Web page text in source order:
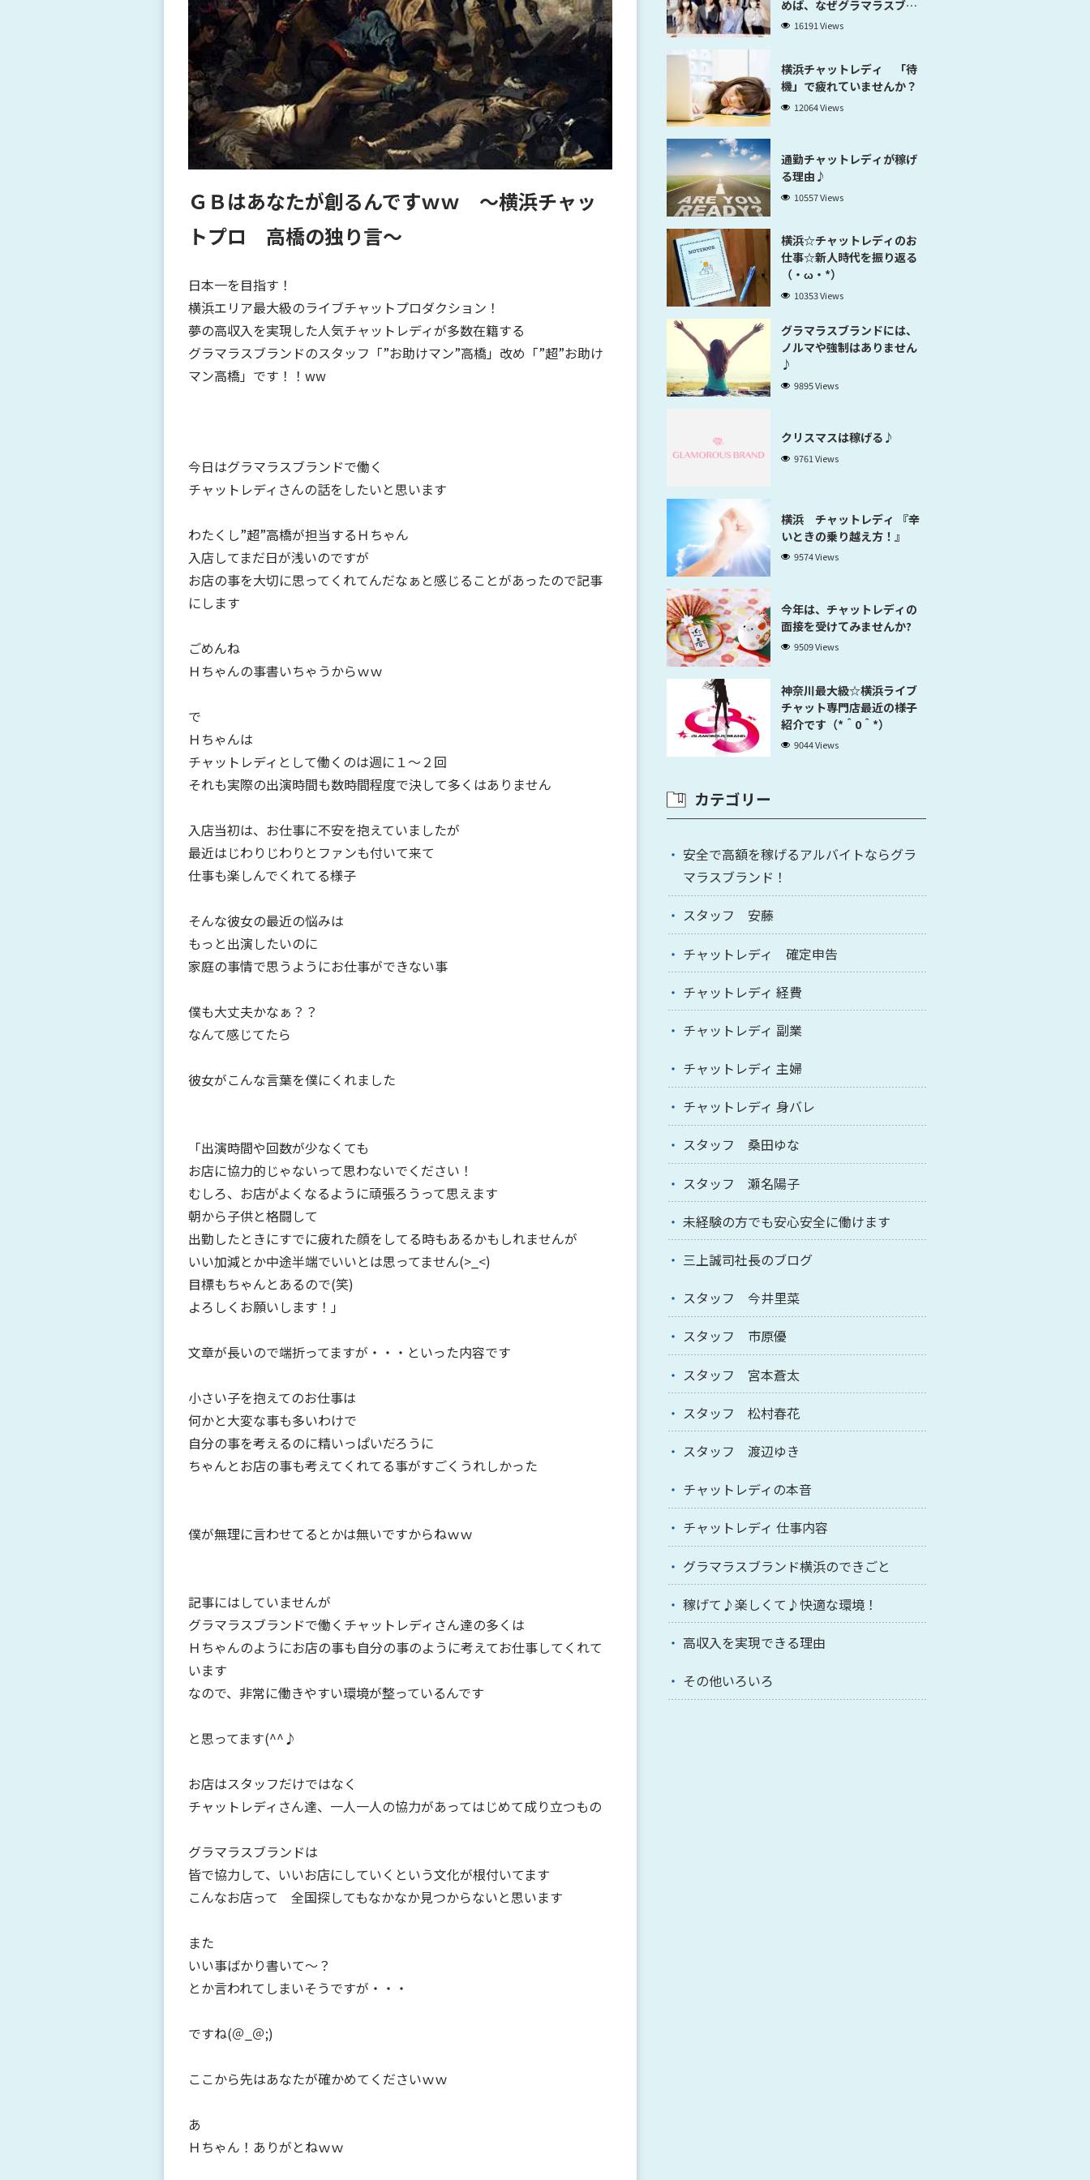
ＧＢはあなたが創るんですｗｗ ～横浜チャッ
トプロ 高橋の独り言～
日本一を目指す！
横浜エリア最大級のライブチャットプロダクション！
夢の高収入を実現した人気チャットレディが多数在籍する
グラマラスブランドのスタッフ「”お助けマン”高橋」改め「”超”お助け
マン高橋」です！！ww
今日はグラマラスブランドで働く
チャットレディさんの話をしたいと思います
わたくし”超”高橋が担当するＨちゃん
入店してまだ日が浅いのですが
お店の事を大切に思ってくれてんだなぁと感じることがあったので記事
にします
ごめんね
Ｈちゃんの事書いちゃうからｗｗ
で
Ｈちゃんは
チャットレディとして働くのは週に１～２回
それも実際の出演時間も数時間程度で決して多くはありません
入店当初は、お仕事に不安を抱えていましたが
最近はじわりじわりとファンも付いて来て
仕事も楽しんでくれてる様子
そんな彼女の最近の悩みは
もっと出演したいのに
家庭の事情で思うようにお仕事ができない事
僕も大丈夫かなぁ？？
なんて感じてたら
彼女がこんな言葉を僕にくれました
「出演時間や回数が少なくても
お店に協力的じゃないって思わないでください！
むしろ、お店がよくなるように頑張ろうって思えます
朝から子供と格闘して
出勤したときにすでに疲れた顔をしてる時もあるかもしれませんが
いい加減とか中途半端でいいとは思ってません(>_<)
目標もちゃんとあるので(笑)
よろしくお願いします！」
文章が長いので端折ってますが・・・といった内容です
小さい子を抱えてのお仕事は
何かと大変な事も多いわけで
自分の事を考えるのに精いっぱいだろうに
ちゃんとお店の事も考えてくれてる事がすごくうれしかった
僕が無理に言わせてるとかは無いですからねｗｗ
記事にはしていませんが
グラマラスブランドで働くチャットレディさん達の多くは
Ｈちゃんのようにお店の事も自分の事のように考えてお仕事してくれて
います
なので、非常に働きやすい環境が整っているんです
と思ってます(^^♪
お店はスタッフだけではなく
チャットレディさん達、一人一人の協力があってはじめて成り立つもの
グラマラスブランドは
皆で協力して、いいお店にしていくという文化が根付いてます
こんなお店って 全国探してもなかなか見つからないと思います
また
いい事ばかり書いて～？
とか言われてしまいそうですが・・・
ですね(＠_＠;)
ここから先はあなたが確かめてくださいｗｗ
あ
Ｈちゃん！ありがとねｗｗ
めば、なぜグラマラスブラ
ンド横浜だと稼げるのかが
16191 Views
横浜チャットレディ 「待
機」で疲れていませんか？
12064 Views
通勤チャットレディが稼げ
る理由♪
10557 Views
横浜☆チャットレディのお
仕事☆新人時代を振り返る
（・ω・*）
10353 Views
グラマラスブランドには、
ノルマや強制はありません
♪
9895 Views
クリスマスは稼げる♪
9761 Views
横浜 チャットレディ 『辛
いときの乗り越え方！』
9574 Views
今年は、チャットレディの
面接を受けてみませんか?
9509 Views
神奈川最大級☆横浜ライブ
チャット専門店最近の様子
紹介です（*＾0＾*）
9044 Views
カテゴリー
安全で高額を稼げるアルバイトならグラ
マラスブランド！
スタッフ 安藤
チャットレディ 確定申告
チャットレディ 経費
チャットレディ 副業
チャットレディ 主婦
チャットレディ 身バレ
スタッフ 桑田ゆな
スタッフ 瀬名陽子
未経験の方でも安心安全に働けます
三上誠司社長のブログ
スタッフ 今井里菜
スタッフ 市原優
スタッフ 宮本蒼太
スタッフ 松村春花
スタッフ 渡辺ゆき
チャットレディの本音
チャットレディ 仕事内容
グラマラスブランド横浜のできごと
稼げて♪楽しくて♪快適な環境！
高収入を実現できる理由
その他いろいろ